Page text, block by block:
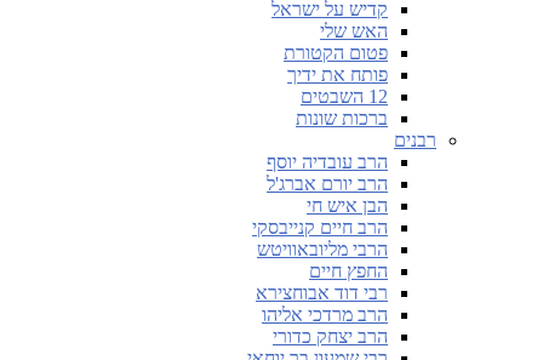
קדיש על ישראל
האש שלי
פטום הקטורת
פותח את ידיך
12 השבטים
ברכות שונות
רבנים
הרב עובדיה יוסף
הרב יורם אברג'ל
הבן איש חי
הרב חיים קנייבסקי
הרבי מליובאוויטש
החפץ חיים
רבי דוד אבוחצירא
הרב מרדכי אליהו
הרב יצחק כדורי